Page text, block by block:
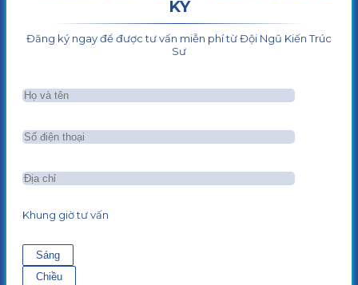
KÝ
Đăng ký ngay để được tư vấn miễn phí từ Đội Ngũ Kiến Trúc
Sư
Khung giờ tư vấn
Sáng
Chiều